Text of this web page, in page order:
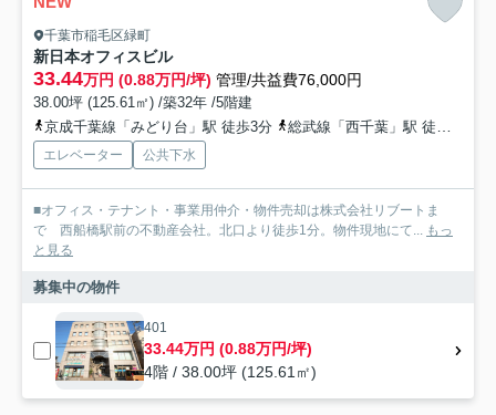
千葉市稲毛区緑町
新日本オフィスビル
33.44万円 (0.88万円/坪) 管理/共益費76,000円
38.00坪 (125.61㎡) /築32年 /5階建
京成千葉線「みどり台」駅 徒歩3分
総武線「西千葉」駅 徒歩7分
エレベーター 公共下水
■オフィス・テナント・事業用仲介・物件売却は株式会社リブートま
で 西船橋駅前の不動産会社。北口より徒歩1分。物件現地にて... もっ
と見る
募集中の物件
401
33.44万円 (0.88万円/坪)
4階 / 38.00坪 (125.61㎡)